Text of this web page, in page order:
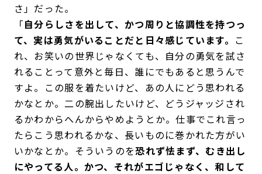
さ」だった。
「自分らしさを出して、かつ周りと協調性を持つっ
て、実は勇気がいることだと日々感じています。 こ
れ、お笑いの世界じゃなくても、自分の勇気を試さ
れることって意外と毎日、誰にでもあると思うんで
すよ。この服を着たいけど、あの人にどう思われる
かなとか。二の腕出したいけど、どうジャッジされ
るかわからへんからやめようとか。仕事でこれ言っ
たらこう思われるかな、長いものに巻かれた方がい
いかなとか。そういうのを恐れず怯まず、むき出し
にやってる人。かつ、それがエゴじゃなく、和して